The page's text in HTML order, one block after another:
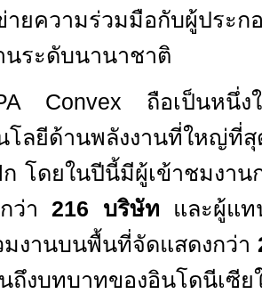
ายความร่วมมือกับผู้ประก
นระดับนานาชาติ
Convex ถือเป็นหนึ่ง
โลยีด้านพลังงานที่ใหญ่ที่
โดยในปีนี้มีผู้เข้าชมงาน
ว่า
216 บริษัท
และผู้แท
มงานบนพื้นที่จัดแสดงกว่า
ถึงบทบาทของอินโดนีเซีย